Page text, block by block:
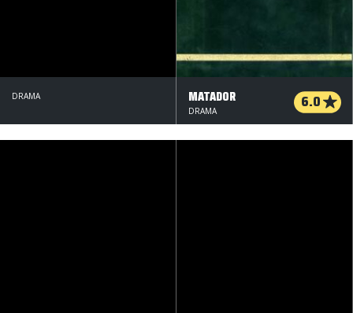
DRAMA MATADOR 6.0
DRAMA